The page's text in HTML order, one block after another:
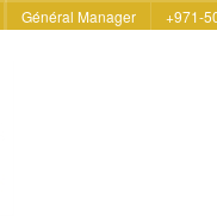
971-
Général Manager